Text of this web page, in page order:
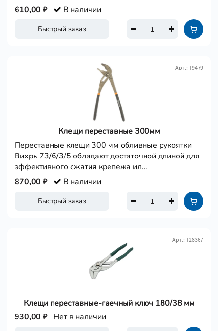
Быстрый заказ
610,00 ₽ В наличии
Клещи переставные 300мм
Арт.: Т9479
Переставные клещи 300 мм обливные рукоятки
Вихрь 73/6/3/5 обладают достаточной длиной для
эффективного сжатия крепежа ил...
Быстрый заказ
870,00 ₽ В наличии
Клещи переставные-гаечный ключ 180/38 мм
Арт.: Т28367
930,00 ₽ Нет в наличии